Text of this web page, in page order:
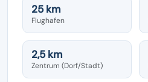
25 km
Flughafen
2,5 km
Zentrum (Dorf/Stadt)